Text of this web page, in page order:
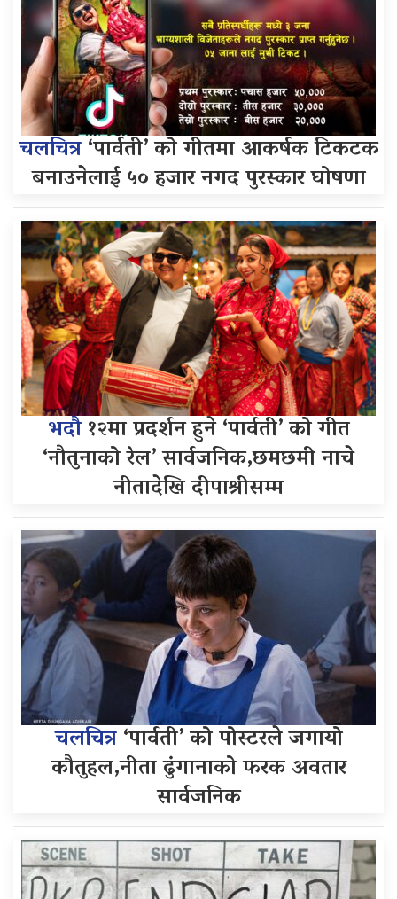
चलचित्र‘पार्वती’ को गीतमा आकर्षक टिकटक
बनाउनेलाई ५० हजार नगद पुरस्कार घोषणा
भदौ१२मा प्रदर्शन हुने ‘पार्वती’ को गीत
‘नौतुनाको रेल’ सार्वजनिक,छमछमी नाचे
नीतादेखि दीपाश्रीसम्म
चलचित्र‘पार्वती’ को पोस्टरले जगायो
कौतुहल,नीता ढुंगानाको फरक अवतार
सार्वजनिक